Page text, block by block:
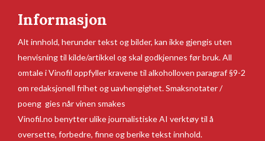
Informasjon
Alt innhold, herunder tekst og bilder, kan ikke gjengis uten
henvisning til kilde/artikkel og skal godkjennes før bruk. All
omtale i Vinofil oppfyller kravene til alkoholloven paragraf §9-2
om redaksjonell frihet og uavhengighet. Smaksnotater /
poeng gies når vinen smakes
Vinofil.no benytter ulike journalistiske AI verktøy til å
oversette, forbedre, finne og berike tekst innhold.